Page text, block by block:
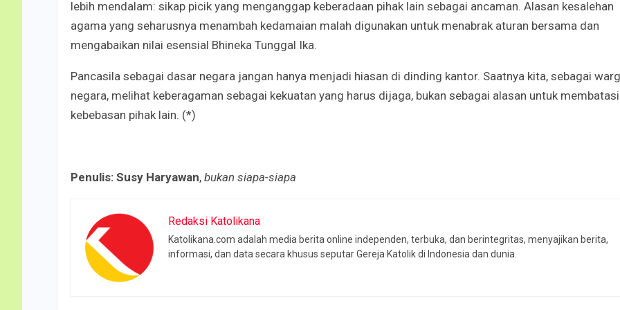
lebih mendalam: sikap picik yang menganggap keberadaan pihak lain sebagai ancaman. Alasan kesalehan
agama yang seharusnya menambah kedamaian malah digunakan untuk menabrak aturan bersama dan
mengabaikan nilai esensial Bhineka Tunggal Ika.
Pancasila sebagai dasar negara jangan hanya menjadi hiasan di dinding kantor. Saatnya kita, sebagai
negara, melihat keberagaman sebagai kekuatan yang harus dijaga, bukan sebagai alasan untuk membatasi
kebebasan pihak lain. (*)
Penulis: Susy Haryawan, bukan siapa-siapa
Redaksi Katolikana
Katolikana.com adalah media berita online independen, terbuka, dan berintegritas, menyajikan berita,
informasi, dan data secara khusus seputar Gereja Katolik di Indonesia dan dunia.